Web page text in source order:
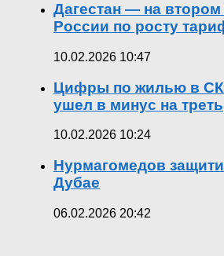
Дагестан — на втором
России по росту
10.02.2026 10:47
Цифры по жилью в
ушел в минус на треть
10.02.2026 10:24
Нурмагомедов
Дубае
06.02.2026 20:42